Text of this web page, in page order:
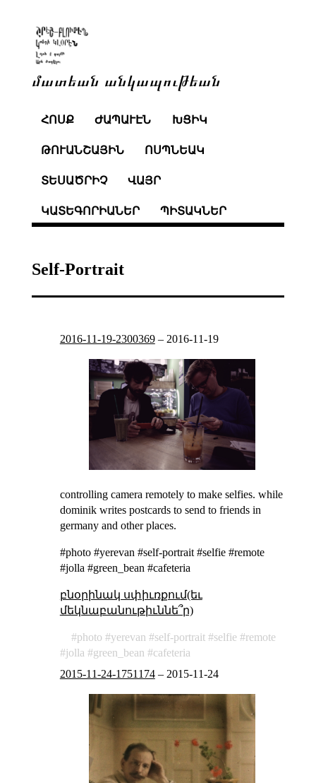
մատեան անկապութեան
ՀՈՍՔ ԺԱՊԱՒԷՆ ԽՑԻԿ
ԹՈՒԱՆՇԱՅԻՆ ՈՍՊՆԵԱԿ
ՏԵՍԱԾՐԻՉ ՎԱՅՐ
ԿԱՏԵԳՈՐԻԱՆԵՐ ՊԻՏԱԿՆԵՐ
Self-Portrait
2016-11-19-2300369– 2016-11-19
controlling camera remotely to make selfies. while
dominik writes postcards to send to friends in
germany and other places.
#photo #yerevan #self-portrait #selfie #remote
#jolla #green_bean #cafeteria
բնօրինակ սփիւռքում(եւ
մեկնաբանութիւննե՞ր)
photo yerevan self-portrait selfie
remote
jolla
green_bean
cafeteria
2015-11-24-1751174– 2015-11-24